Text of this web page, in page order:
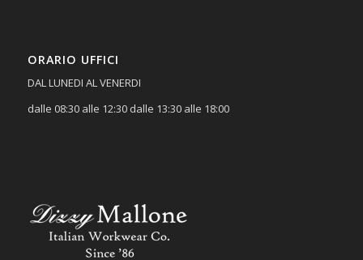
ORARIO UFFICI
DAL LUNEDI AL VENERDI
dalle 08:30 alle 12:30 dalle 13:30 alle 18:00